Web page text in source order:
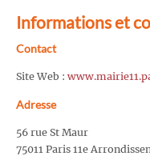
Informations et
Contact
Site Web :
Adresse
56 rue St Maur
75011 Paris 11e